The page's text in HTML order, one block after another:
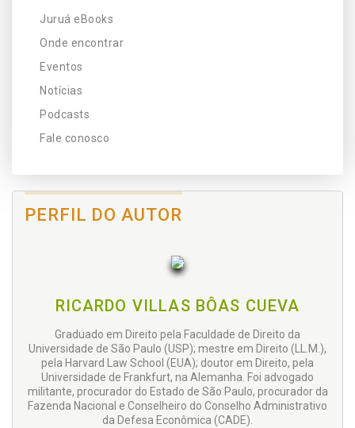
Juruá eBooks
Onde encontrar
Eventos
Notícias
Podcasts
Fale conosco
PERFIL DO AUTOR
RICARDO VILLAS BÔAS CUEVA
Graduado em Direito pela Faculdade de Direito da
Universidade de São Paulo (USP); mestre em Direito (LL.M.),
pela Harvard Law School (EUA); doutor em Direito, pela
Universidade de Frankfurt, na Alemanha. Foi advogado
militante, procurador do Estado de São Paulo, procurador da
Fazenda Nacional e Conselheiro do Conselho Administrativo
da Defesa Econômica (CADE).